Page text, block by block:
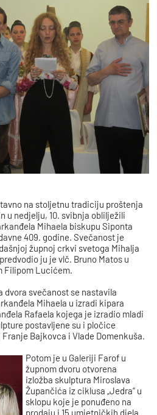
na stoljetnu tradiciju proštenja
u nedjelju, 10. svibnja oblilježili
Mihaela biskupu Siponta
409. godine. Svečanost je
župnoj crkvi svetoga Mihalja
ju je vlč. Bruno Matos u
Filipom Lucićem.
dvora svečanost se nastavila
Mihaela u izradi kipara
Rafaela kojega je izradio mladi
postavljene su i pločice
Bajkovca i Vlade Domenkuša.
Potom je u Galeriji Farof u
župnom dvoru otvorena
izložba skulptura Miroslava
Župančića iz ciklusa „Jedra“ u
sklopu koje je ponuđeno na
prodaju i 15 umjetničkih djela